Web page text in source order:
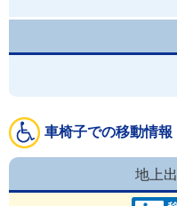
車椅子での移動情報
地上